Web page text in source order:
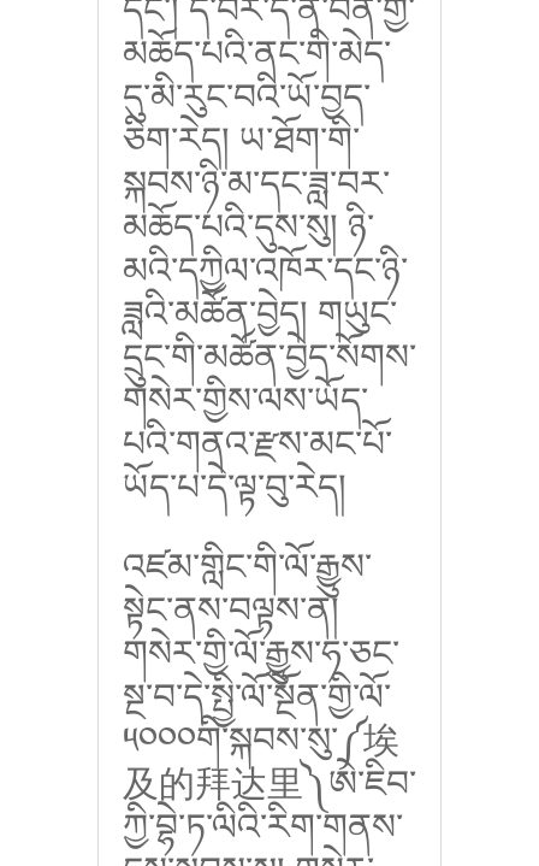
མཆོད་པའི་ནང་གི་མེད་
དུ་མི་རུང་བའི་ཡོ་བྱད་
ཅིག་རེད། ཡ་ཐོག་གི་
སྐབས་ཉི་མ་དང་ཟླ་བར་
མཆོད་པའི་དུས་སུ། ཉི་
མའི་དཀྱིལ་འཁོར་དང་ཉི་
ཟླའི་མཚོན་བྱེད། གཡུང་
དྲུང་གི་མཚོན་བྱེད་སོགས་
གསེར་གྱིས་ལས་ཡོད་
པའི་གནའ་རྫས་མང་པོ་
ཡོད་པ་དེ་ལྟ་བུ་རེད།
འཛམ་གླིང་གི་ལོ་རྒྱུས་
སྟེང་ནས་བལྟས་ན།
གསེར་གྱི་ལོ་རྒྱུས་ཧ་ཅང་
སྔ་བ་དེ་སྤྱི་ལོ་སྔོན་གྱི་ལོ་
༥༠༠༠གི་སྐབས་སུ་༼埃
及的拜达里༽ཨེ་ཇིབ་
ཀྱི་བྷེ་ཏ་ལིའི་རིག་གནས་